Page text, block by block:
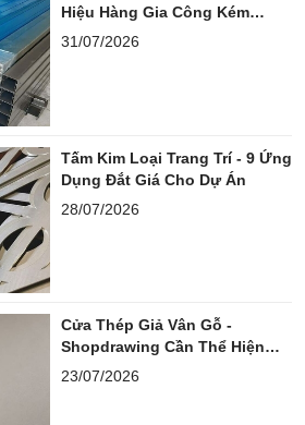
Hiệu Hàng Gia Công Kém
Chuẩn
31/07/2026
Tấm Kim Loại Trang Trí - 9 Ứng
Dụng Đắt Giá Cho Dự Án
28/07/2026
Cửa Thép Giả Vân Gỗ -
Shopdrawing Cần Thể Hiện
Những Gì?
23/07/2026